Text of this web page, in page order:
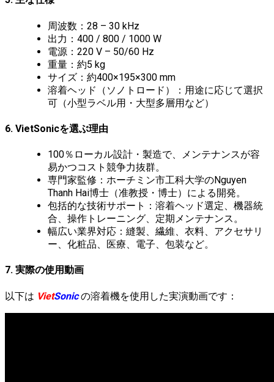
周波数：28 – 30 kHz
出力：400 / 800 / 1000 W
電源：220 V – 50/60 Hz
重量：約5 kg
サイズ：約400×195×300 mm
溶着ヘッド（ソノトロード）：用途に応じて選択
可（小型ラベル用・大型多層用など）
6. VietSonicを選ぶ理由
100％ローカル設計・製造で、メンテナンスが容
易かつコスト競争力抜群。
専門家監修：ホーチミン市工科大学のNguyen
Thanh Hai博士（准教授・博士）による開発。
包括的な技術サポート：溶着ヘッド選定、機器統
合、操作トレーニング、定期メンテナンス。
幅広い業界対応：縫製、繊維、衣料、アクセサリ
ー、化粧品、医療、電子、包装など。
7. 実際の使用動画
以下は VietSonicの溶着機を使用した実演動画です：